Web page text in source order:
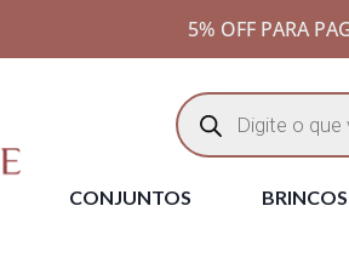
5% OFF PARA
CONJUNTOS BRINCOS